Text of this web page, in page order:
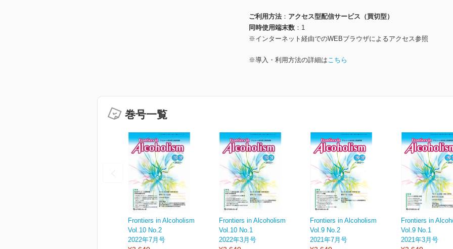
ご利用方法
アクセス型配信サービス（買切型）
同時使用端末数
1
※インターネット経由でのWEBブラウザによるアクセス参照
※導入・利用方法の詳細はこちら
巻号一覧
Frontiers in Alcoholism
Vol.10 No.2
2022年7月号
Frontiers in Alcoholism
Vol.10 No.1
2022年3月号
Frontiers in Alcoholism
Vol.9 No.2
2021年7月号
Frontiers in
Vol.9 No.1
2021年3月号